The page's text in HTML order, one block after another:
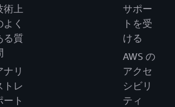
術上
よく
る質
ナリ
トレ
ート
サポー
トを受
ける
AWS の
アクセ
シビリ
ティ